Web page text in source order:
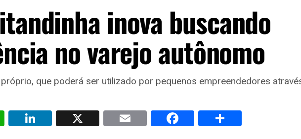
inova buscando
no varejo autônomo
que poderá ser utilizado por pequenos empreendedores
WhatsAppLinkedIn
X Email Facebook